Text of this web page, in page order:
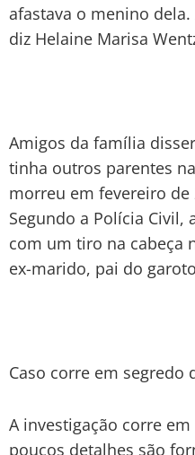
afastava o menino dela.
diz Helaine Marisa
Amigos da família
tinha outros parentes
morreu em fevereiro de
Segundo a Polícia
com um tiro na cabeça
ex-marido, pai do
Caso corre em segredo
A investigação corre
poucos detalhes são